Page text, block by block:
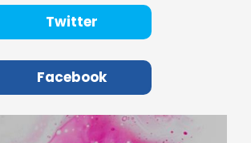
Twitter
Facebook